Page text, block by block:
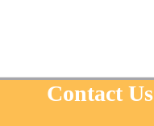
Contact Us